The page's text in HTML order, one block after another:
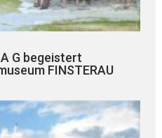
A G begeistert
FINSTERAU